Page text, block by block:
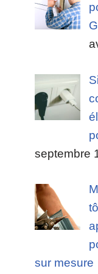
septembre
sur mesure